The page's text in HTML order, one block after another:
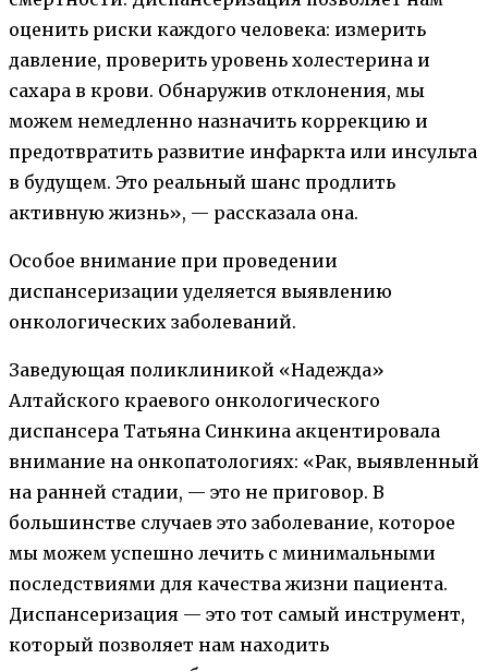
оценить риски каждого человека: измерить
давление, проверить уровень холестерина и
сахара в крови. Обнаружив отклонения, мы
можем немедленно назначить коррекцию и
предотвратить развитие инфаркта или инсульта
в будущем. Это реальный шанс продлить
активную жизнь», — рассказала она.
Особое внимание при проведении
диспансеризации уделяется выявлению
онкологических заболеваний.
Заведующая поликлиникой «Надежда»
Алтайского краевого онкологического
диспансера Татьяна Синкина акцентировала
внимание на онкопатологиях: «Рак, выявленный
на ранней стадии, — это не приговор. В
большинстве случаев это заболевание, которое
мы можем успешно лечить с минимальными
последствиями для качества жизни пациента.
Диспансеризация — это тот самый инструмент,
который позволяет нам находить